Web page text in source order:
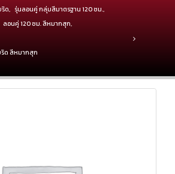
ริด, รุ่นลอนคู่ กลุ่มสีมาตรฐาน 120 ซม.,
ลอนคู่ 120 ซม. สีหมากสุก,
ริด สีหมากสุก